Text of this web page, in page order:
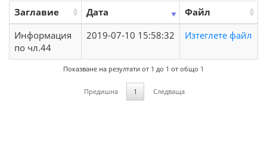
Заглавие Дата
Файл
Информация
по чл.44
2019-07-10 15:58:32 Изтеглете файл
Показване на резултати от 1 до 1 от общо 1
Предишна 1 Следваща